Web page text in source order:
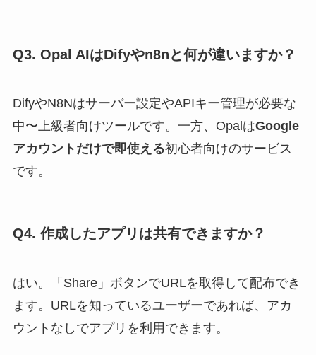
Q3. Opal AIはDifyやn8nと何が違いますか？
DifyやN8Nはサーバー設定やAPIキー管理が必要な
中〜上級者向けツールです。一方、OpalはGoogle
アカウントだけで即使える初心者向けのサービス
です。
Q4. 作成したアプリは共有できますか？
はい。「Share」ボタンでURLを取得して配布でき
ます。URLを知っているユーザーであれば、アカ
ウントなしでアプリを利用できます。